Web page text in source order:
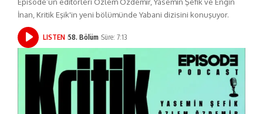
İnan, Kritik Eşik'in yeni bölümünde Yabani dizisini konuşuyor.
LISTEN 58. Bölüm Süre: 7:13